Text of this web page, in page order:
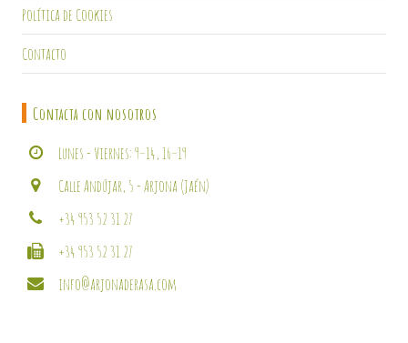
Política de Cookies
Contacto
Contacta con nosotros
Lunes - Viernes: 9–14, 16–19
Calle Andújar, 5 - Arjona (Jaén)
+34 953 52 31 27
+34 953 52 31 27
info@arjonaderasa.com